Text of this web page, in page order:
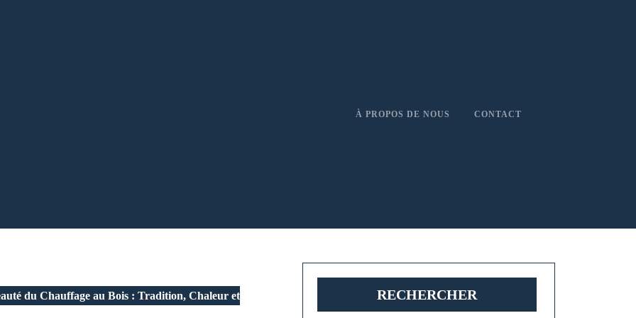
À PROPOS DE NOUS CONTACT
du Chauffage au Bois : Tradition, Chaleur et RECHERCHER